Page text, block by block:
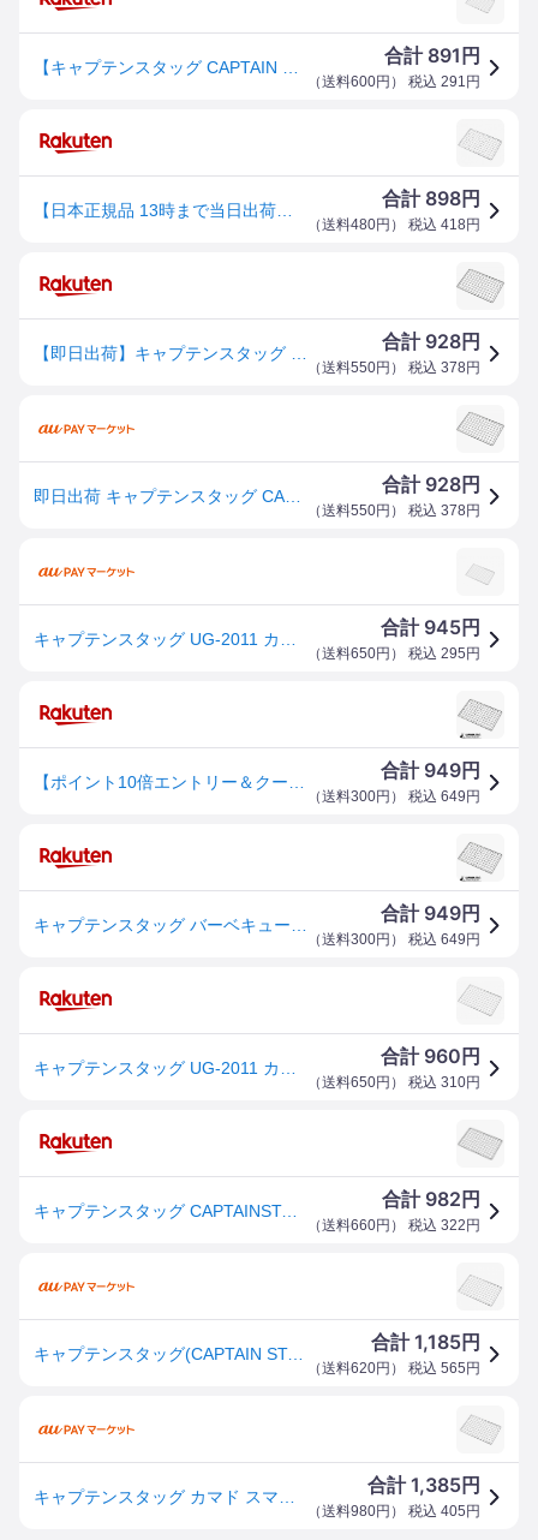
合計 891 円
（送料600円 ） 税込 291 円
合計 898円
（送料480円 ） 税込 418 円
合計 928円
（送料550円 ） 税込 378 円
合計 928円
（送料550円 ） 税込 378 円
合計 945円
（送料650円 ） 税込 295 円
合計 949円
（送料300円 ） 税込 649 円
合計 949円
（送料300円 ） 税込 649 円
合計 960 円
（送料650円 ） 税込 310円
キャプテンスタッグ CAPTAINSTAG 網 カマド スマートグリル B6型用アミ UG-2011 ( 焼き網 BBQ網 バーベキュー網 グリル網 替え網 交換用網 アミ 焼網 クッキングネット バーベキュー キャンプ BBQ アウトドア )
合計 982 円
（送料660円 ） 税込 322 円
キャプテンスタッグ(CAPTAIN STAG) 【T】カマド スマートグリル B6型用アミ【UG-2011】
合計1,185円
（送料620円 ） 税込 565 円
合計1,385円
（送料980円 ） 税込 405 円